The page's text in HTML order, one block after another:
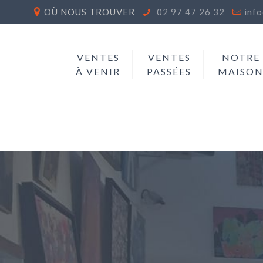
OÙ NOUS TROUVER 02 97 47 26 32
VENTES
À VENIR
VENTES
PASSÉES
NOTRE